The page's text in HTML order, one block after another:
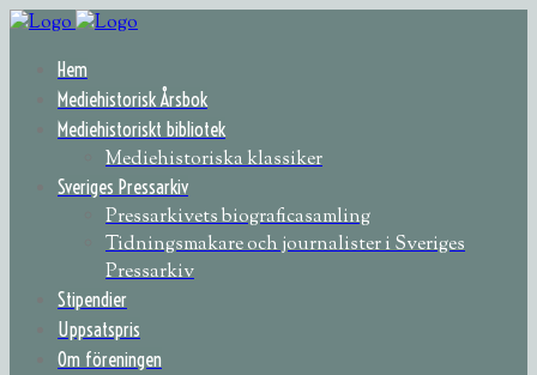
Hem
Mediehistorisk Årsbok
Mediehistoriskt bibliotek
Mediehistoriska klassiker
Sveriges Pressarkiv
Pressarkivets biograficasamling
Tidningsmakare och journalister i Sveriges
Pressarkiv
Stipendier
Uppsatspris
Om föreningen